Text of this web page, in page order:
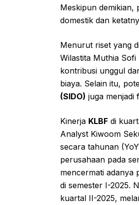
Meskipun demikian,
domestik dan
Menurut riset yang
Wilastita Muthia
kontribusi unggul
biaya. Selain itu,
(SIDO) juga menjadi
Kinerja KLBF di
Analyst Kiwoom
secara tahunan
perusahaan pada
mencermati adanya
di semester I-2025.
kuartal II-2025,